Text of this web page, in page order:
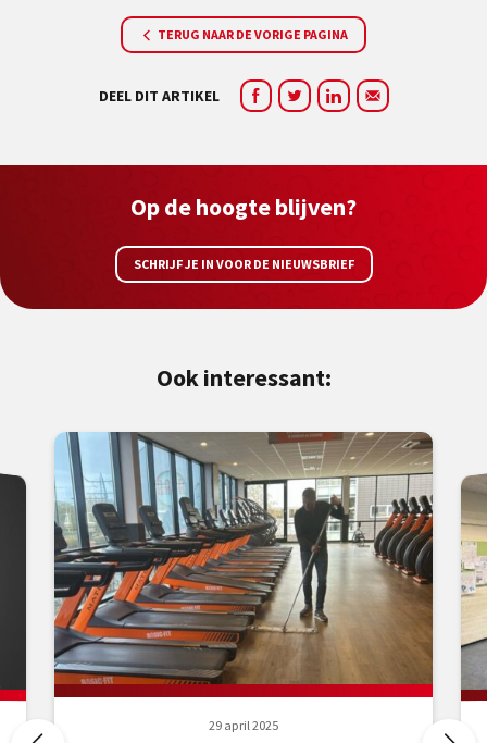
TERUG NAAR DE VORIGE PAGINA
DEEL DIT ARTIKEL
Op de hoogte blijven?
SCHRIJF JE IN VOOR DE NIEUWSBRIEF
Ook interessant:
29 april 2025